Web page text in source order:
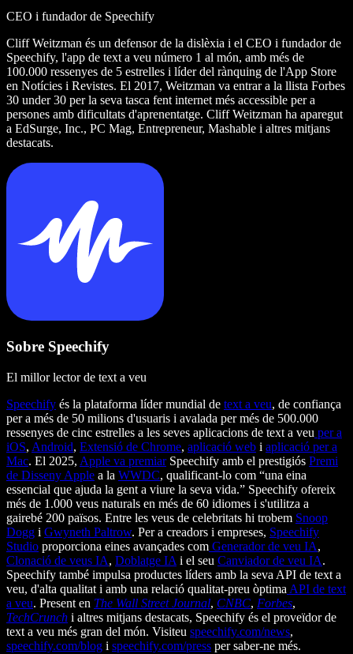
CEO i fundador de Speechify
Cliff Weitzman és un defensor de la dislèxia i el CEO i fundador de
Speechify, l'app de text a veu número 1 al món, amb més de
100.000 ressenyes de 5 estrelles i líder del rànquing de l'App Store
en Notícies i Revistes. El 2017, Weitzman va entrar a la llista Forbes
30 under 30 per la seva tasca fent internet més accessible per a
persones amb dificultats d'aprenentatge. Cliff Weitzman ha aparegut
a EdSurge, Inc., PC Mag, Entrepreneur, Mashable i altres mitjans
destacats.
Sobre Speechify
El millor lector de text a veu
Speechify és la plataforma líder mundial de text a veu, de confiança
per a més de 50 milions d'usuaris i avalada per més de 500.000
ressenyes de cinc estrelles a les seves aplicacions de text a veu per a
iOS, Android, Extensió de Chrome, aplicació web i aplicació per a
Mac. El 2025, Apple va premiarSpeechify amb el prestigiós Premi
de Disseny Apple a la WWDC, qualificant-lo com “una eina
essencial que ajuda la gent a viure la seva vida.” Speechify ofereix
més de 1.000 veus naturals en més de 60 idiomes i s'utilitza a
gairebé 200 països. Entre les veus de celebritats hi trobem Snoop
Dogg i Gwyneth Paltrow. Per a creadors i empreses, Speechify
Studio proporciona eines avançades com Generador de veu IA,
Clonació de veus IA, Doblatge IA i el seu Canviador de veu IA.
Speechify també impulsa productes líders amb la seva API de text a
veu, d'alta qualitat i amb una relació qualitat-preu òptima API de text
a veu. Present en The Wall Street Journal, CNBC, Forbes,
TechCrunch i altres mitjans destacats, Speechify és el proveïdor de
text a veu més gran del món. Visiteu speechify.com/news,
speechify.com/blog i speechify.com/press per saber-ne més.